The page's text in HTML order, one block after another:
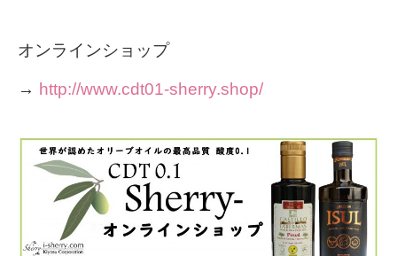
オンラインショップ
→ http://www.cdt01-sherry.shop/